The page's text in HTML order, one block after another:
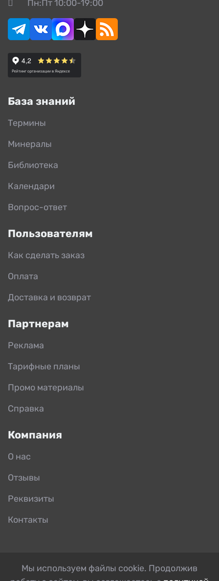
Пн:Пт 10:00-19:00
База знаний
Термины
Минералы
Библиотека
Календари
Вопрос-ответ
Пользователям
Как сделать заказ
Оплата
Доставка и возврат
Партнерам
Реклама
Тарифные планы
Промо материалы
Справка
Компания
О нас
Отзывы
Реквизиты
Контакты
Мы используем файлы cookie. Продолжив